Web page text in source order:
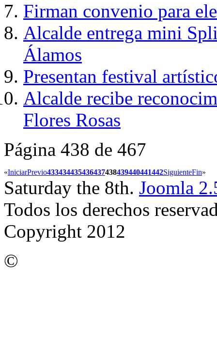
Firman convenio para
Alcalde entrega mini
Álamos
Presentan festival
Alcalde recibe
Flores Rosas
Página 438 de 467
«IniciarPrevio433434435436437438439440441442SiguienteFin»
Saturday the 8th. Joomla
Todos los derechos
Copyright 2012
©